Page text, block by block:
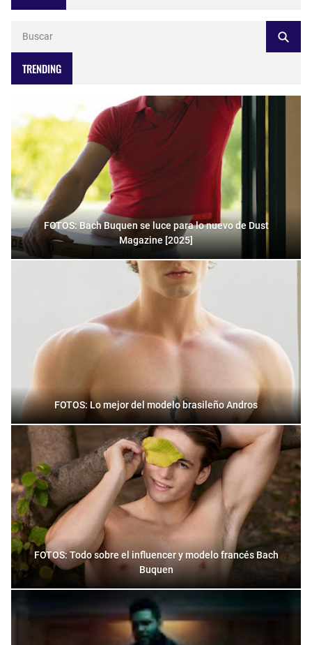
TRENDING
FOTOS: Bach Buquen se luce para lo nuevo de Dust
Magazine [2025]
FOTOS: Lo mejor del modelo brasileño Andros
FOTOS: Todo sobre el influencer y modelo francés Bach
Buquen